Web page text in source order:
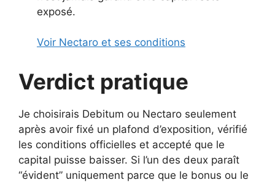
exposé.
Voir Nectaro et ses conditions
Verdict pratique
Je choisirais Debitum ou Nectaro seulement
après avoir fixé un plafond d’exposition, vérifié
les conditions officielles et accepté que le
capital puisse baisser. Si l’un des deux paraît
“évident” uniquement parce que le bonus ou le